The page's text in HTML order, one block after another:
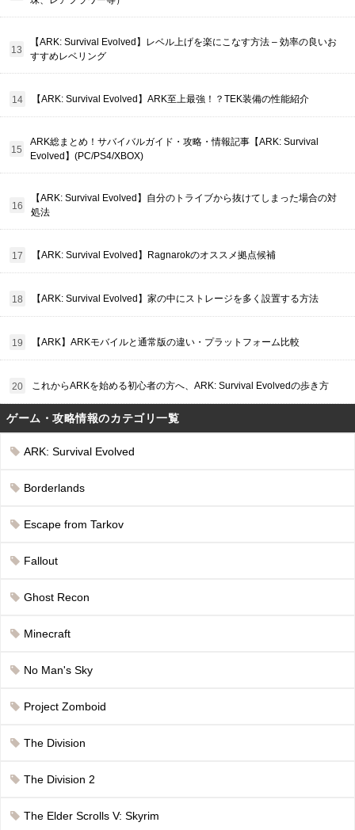
【ARK: Survival Evolved】レベル上げを楽にこなす方法 – 効率の良いお
すすめレベリング
【ARK: Survival Evolved】ARK至上最強！？TEK装備の性能紹介
ARK総まとめ！サバイバルガイド・攻略・情報記事【ARK: Survival
Evolved】(PC/PS4/XBOX)
【ARK: Survival Evolved】自分のトライブから抜けてしまった場合の対
処法
【ARK: Survival Evolved】Ragnarokのオススメ拠点候補
【ARK: Survival Evolved】家の中にストレージを多く設置する方法
【ARK】ARKモバイルと通常版の違い・プラットフォーム比較
これからARKを始める初心者の方へ、ARK: Survival Evolvedの歩き方
ゲーム・攻略情報のカテゴリ一覧
ARK: Survival Evolved
Borderlands
Escape from Tarkov
Fallout
Ghost Recon
Minecraft
No Man's Sky
Project Zomboid
The Division
The Division 2
The Elder Scrolls V: Skyrim